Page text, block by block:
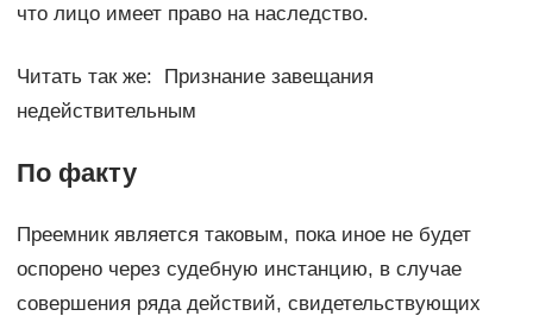
что лицо имеет право на наследство.
Читать так же: Признание завещания
недействительным
По факту
Преемник является таковым, пока иное не будет
оспорено через судебную инстанцию, в случае
совершения ряда действий, свидетельствующих